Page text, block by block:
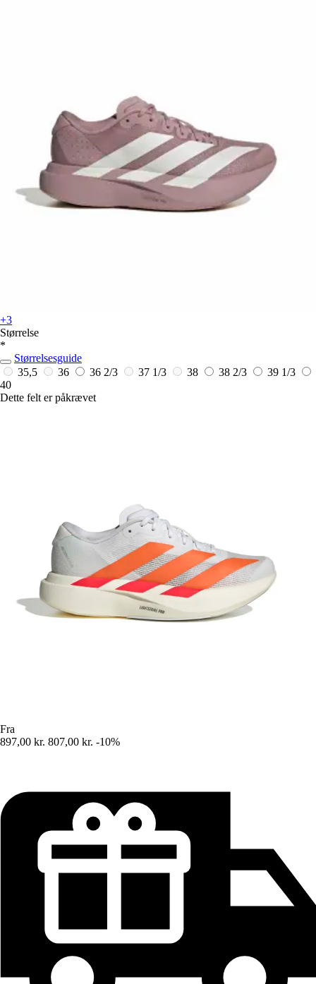
+3
Størrelse
*
Størrelsesguide
35,5
36 36 2/3 37 1/3 38 38 2/3
39 1/3
40
Dette felt er påkrævet
Fra
897,00 kr. 807,00 kr. -10%